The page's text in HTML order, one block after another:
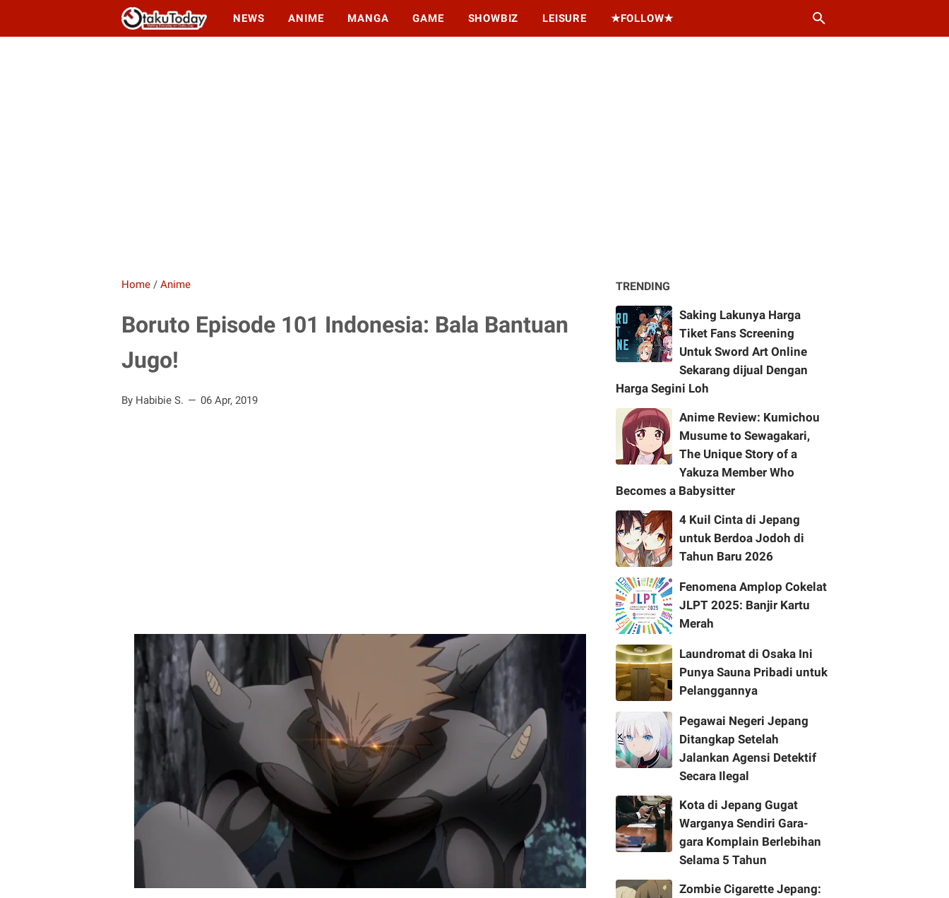
NEWS ANIME MANGA GAME SHOWBIZ LEISURE ★FOLLOW★
Home / Anime
Boruto Episode 101 Indonesia: Bala Bantuan
Jugo!
By Habibie S. 06 Apr, 2019
TRENDING
Saking Lakunya Harga
Tiket Fans Screening
Untuk Sword Art Online
Sekarang dijual Dengan
Harga Segini Loh
Anime Review: Kumichou
Musume to Sewagakari,
The Unique Story of a
Yakuza Member Who
Becomes a Babysitter
4 Kuil Cinta di Jepang
untuk Berdoa Jodoh di
Tahun Baru 2026
Fenomena Amplop Cokelat
JLPT 2025: Banjir Kartu
Merah
Laundromat di Osaka Ini
Punya Sauna Pribadi untuk
Pelanggannya
Pegawai Negeri Jepang
Ditangkap Setelah
Jalankan Agensi Detektif
Secara Ilegal
Kota di Jepang Gugat
Warganya Sendiri Gara-
gara Komplain Berlebihan
Selama 5 Tahun
Zombie Cigarette Jepang: